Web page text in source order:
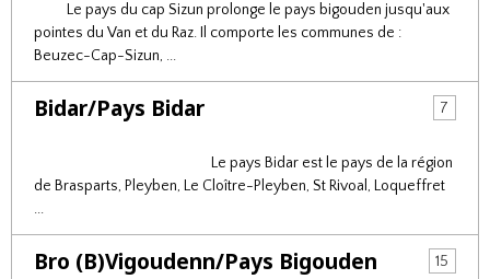
Le pays du cap Sizun prolonge le pays bigouden jusqu'aux
pointes du Van et du Raz. Il comporte les communes de :
Beuzec-Cap-Sizun, ...
Bidar/Pays Bidar 7
Le pays Bidar est le pays de la région
de Brasparts, Pleyben, Le Cloître-Pleyben, St Rivoal, Loqueffret
...
Bro (B)Vigoudenn/Pays Bigouden
15